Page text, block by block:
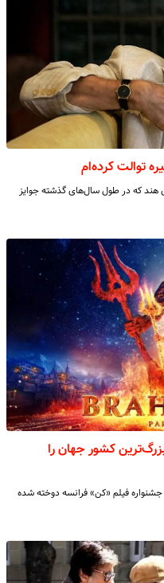
توالت‌ کرده‌ام
هند که در طول سال‌های گذشته جوایز
کشور جهان را
فیلم «کن» فرانسه دوخته شده